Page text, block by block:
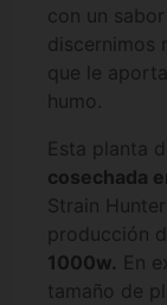
con un
discernimos
que le
humo.
Esta planta
cosechada
Strain
producción
1000w. En
tamaño de